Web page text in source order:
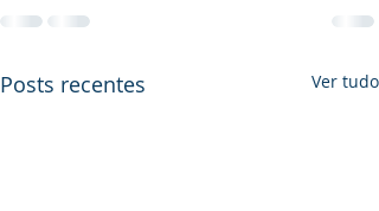
Posts recentes Ver tudo